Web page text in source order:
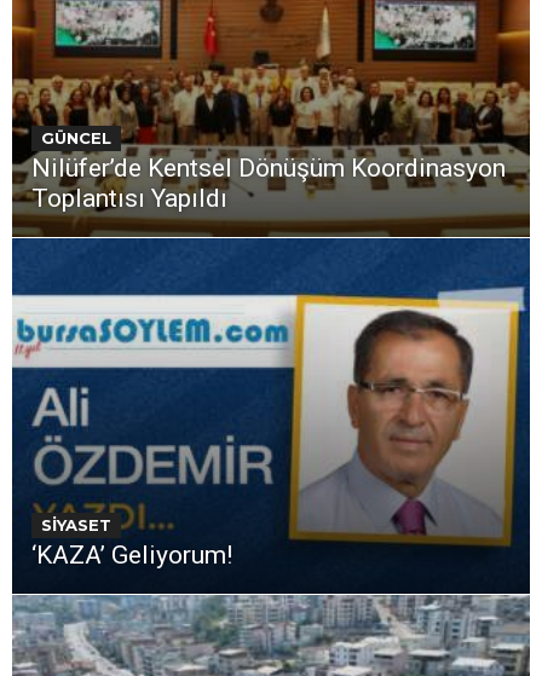
GÜNCEL
Nilüfer’de Kentsel Dönüşüm Koordinasyon
Toplantısı Yapıldı
SİYASET
‘KAZA’ Geliyorum!